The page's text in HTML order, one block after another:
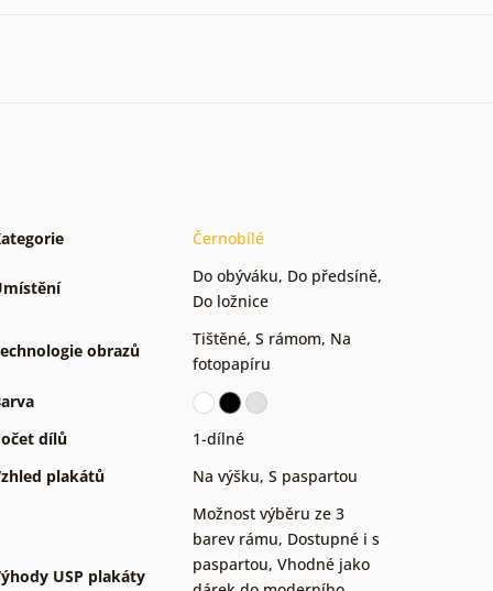
Černobílé
Do obýváku, Do předsíně,
Do ložnice
obrazů
Tištěné, S rámom, Na
fotopapíru
dílů
1-dílné
plakátů
Na výšku, S paspartou
USP plakáty
Možnost výběru ze 3
barev rámu, Dostupné i s
paspartou, Vhodné jako